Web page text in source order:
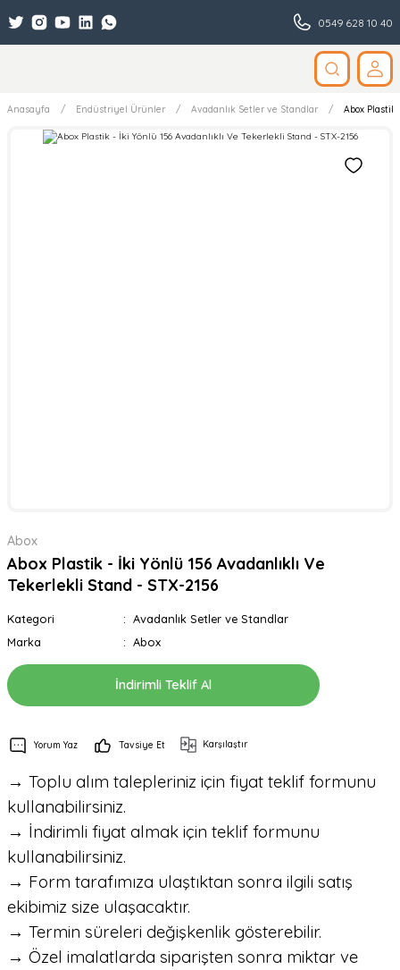
0549 628 10 40
Anasayfa Endüstriyel Ürünler Avadanlık Setler ve Standlar Abox Plastik
Abox
Abox Plastik - İki Yönlü 156 Avadanlıklı Ve
Tekerlekli Stand - STX-2156
Kategori
Avadanlık Setler ve Standlar
Marka
Abox
İndirimli Teklif Al
Yorum Yaz Tavsiye Et Karşılaştır
→ Toplu alım talepleriniz için fiyat teklif formunu
kullanabilirsiniz.
→ İndirimli fiyat almak için teklif formunu
kullanabilirsiniz.
→ Form tarafımıza ulaştıktan sonra ilgili satış
ekibimiz size ulaşacaktır.
→ Termin süreleri değişkenlik gösterebilir.
→ Özel imalatlarda siparişten sonra miktar ve